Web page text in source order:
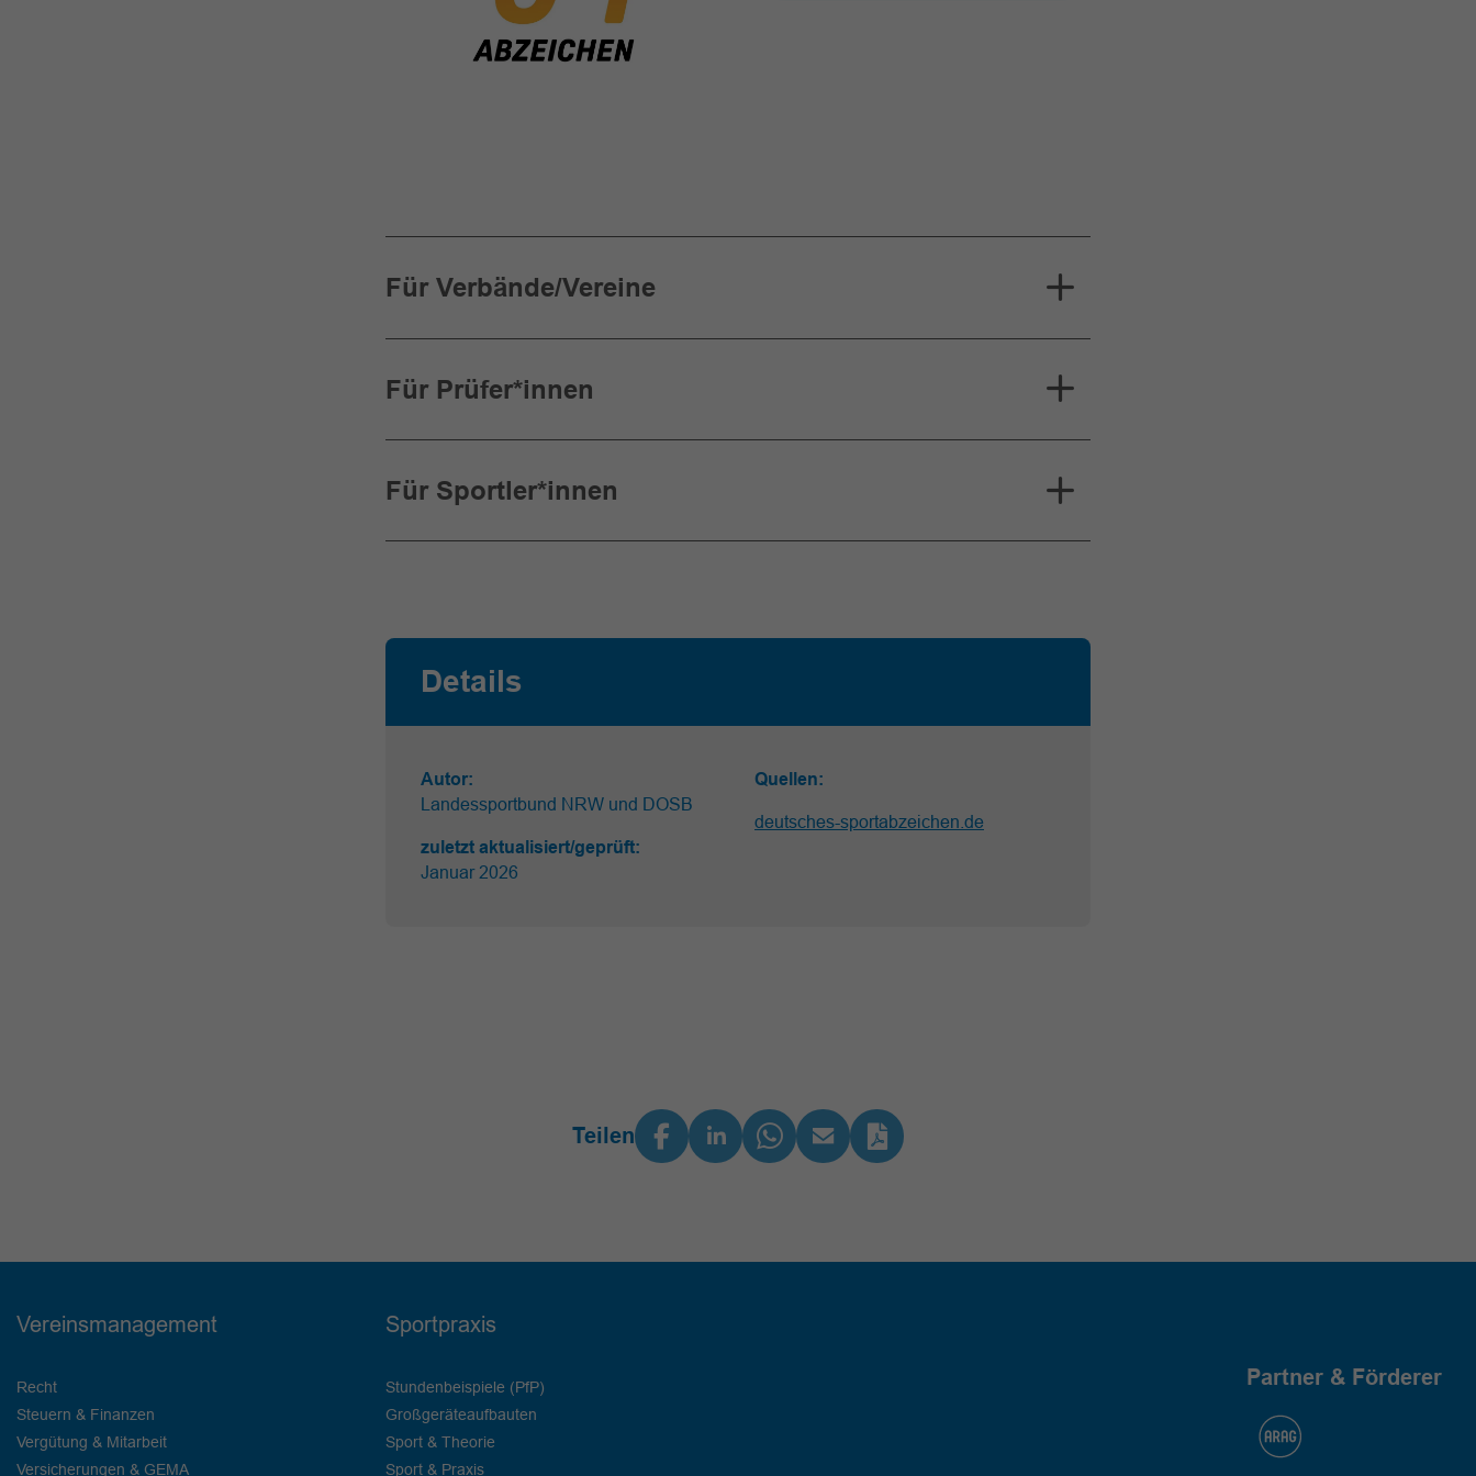
Für Verbände/Vereine
Für Prüfer*innen
Für Sportler*innen
Details
Autor:
Landessportbund NRW und DOSB
zuletzt aktualisiert/geprüft:
Januar 2026
Quellen:
deutsches-sportabzeichen.de
Teilen
Vereinsmanagement
Recht
Steuern & Finanzen
Vergütung & Mitarbeit
Versicherungen & GEMA
Sportpraxis
Stundenbeispiele (PfP)
Großgeräteaufbauten
Sport & Theorie
Sport & Praxis
Partner & Förderer